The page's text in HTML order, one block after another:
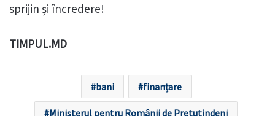
sprijin și încredere!
TIMPUL.MD
bani finanțare
Ministerul pentru Românii de Pretutindeni